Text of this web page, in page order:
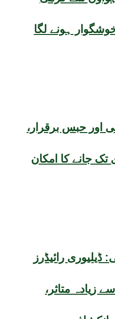
ہونے لگا
اور حبس برقرار،
رائیڈرز
زیادہ متاثر،